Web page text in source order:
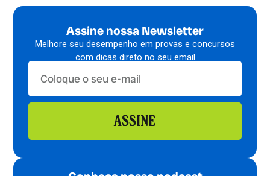
Assine nossa Newsletter
Melhore seu desempenho em provas e concursos
com dicas direto no seu email
ASSINE